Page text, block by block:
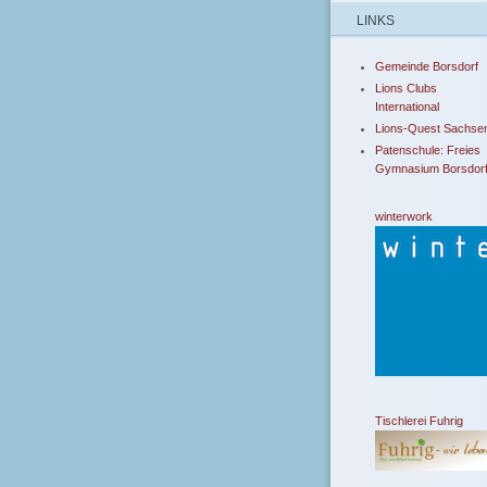
LINKS
Gemeinde Borsdorf
Lions Clubs
International
Lions-Quest
Patenschule: Freies
Gymnasium Borsdorf
winterwork
Tischlerei Fuhrig